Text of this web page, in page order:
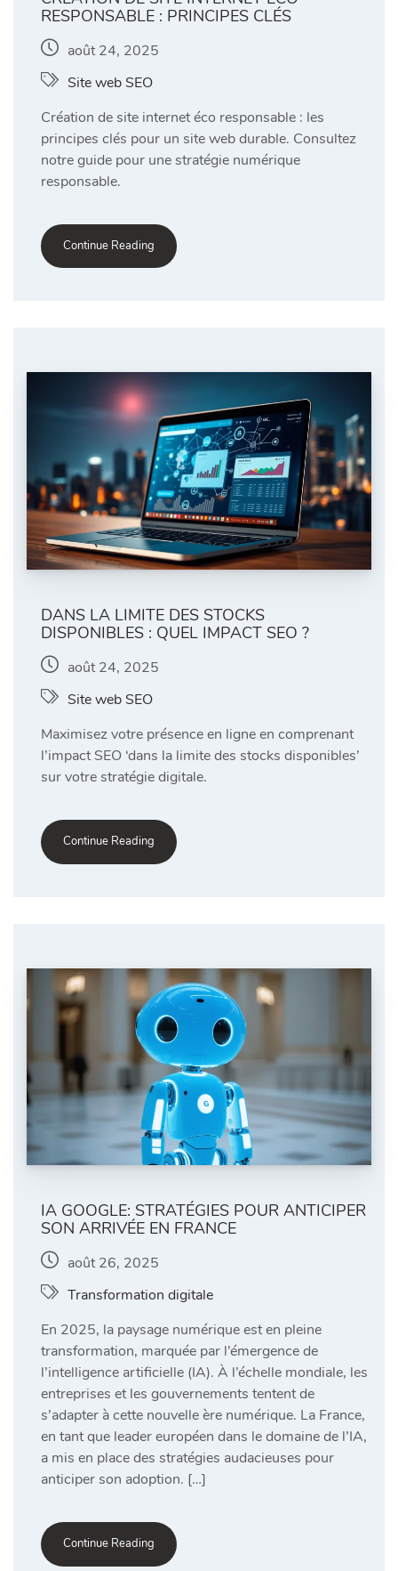
RESPONSABLE : PRINCIPES CLÉS
août 24, 2025
Site web SEO
Création de site internet éco responsable : les
principes clés pour un site web durable. Consultez
notre guide pour une stratégie numérique
responsable.
Continue Reading
DANS LA LIMITE DES STOCKS
DISPONIBLES : QUEL IMPACT SEO ?
août 24, 2025
Site web SEO
Maximisez votre présence en ligne en comprenant
l’impact SEO ‘dans la limite des stocks disponibles’
sur votre stratégie digitale.
Continue Reading
IA GOOGLE: STRATÉGIES POUR ANTICIPER
SON ARRIVÉE EN FRANCE
août 26, 2025
Transformation digitale
En 2025, la paysage numérique est en pleine
transformation, marquée par l’émergence de
l’intelligence artificielle (IA). À l’échelle mondiale, les
entreprises et les gouvernements tentent de
s’adapter à cette nouvelle ère numérique. La France,
en tant que leader européen dans le domaine de l’IA,
a mis en place des stratégies audacieuses pour
anticiper son adoption. […]
Continue Reading